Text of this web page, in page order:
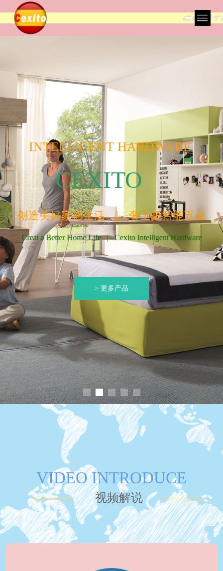
VIDEO INTRODUCE
视频解说
INTELLIGENT HARDWARE
创造美好家居生活 | 奢士拓智能五金
Creat a Better Home Life | Cexito Intelligent Hardware
> 更多产品
CEXITO